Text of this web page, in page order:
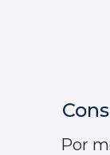
Por